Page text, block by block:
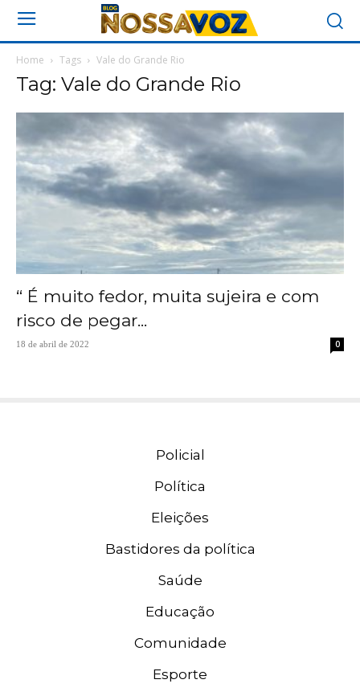
Home Tags Vale do Grande Rio
Tag: Vale do Grande Rio
“ É muito fedor, muita sujeira e com
risco de pegar...
18 de abril de 2022 0
Policial
Política
Eleições
Bastidores da política
Saúde
Educação
Comunidade
Esporte